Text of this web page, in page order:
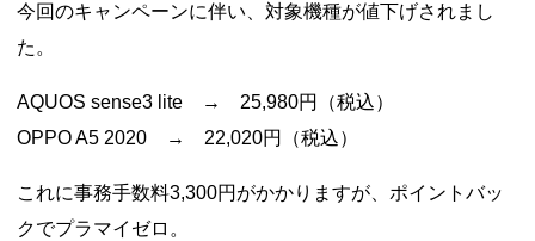
今回のキャンペーンに伴い、対象機種が値下げされまし
た。
AQUOS sense3 lite → 25,980円（税込）
OPPO A5 2020 → 22,020円（税込）
これに事務手数料3,300円がかかりますが、ポイントバッ
クでプラマイゼロ。